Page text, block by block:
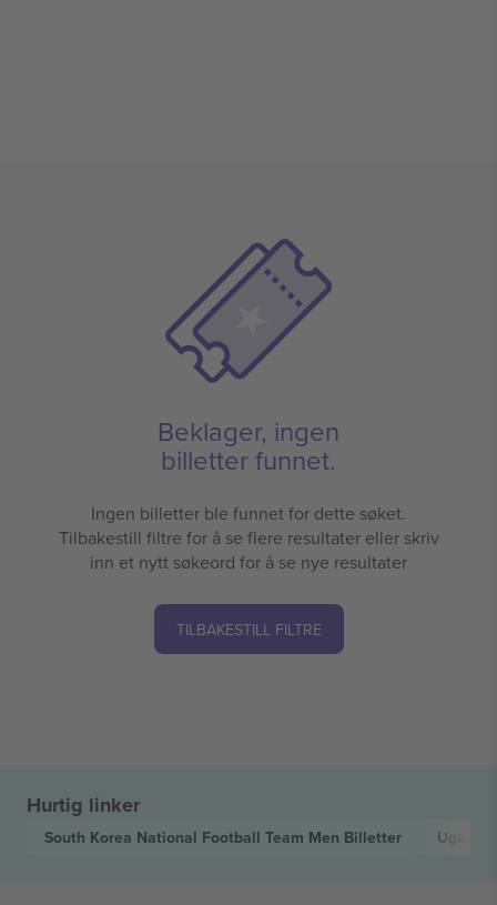
Beklager, ingen
billetter funnet.
Ingen billetter ble funnet for dette søket.
Tilbakestill filtre for å se flere resultater eller skriv
inn et nytt søkeord for å se nye resultater
TILBAKESTILL FILTRE
Hurtig linker
South Korea National Football Team Men Billetter